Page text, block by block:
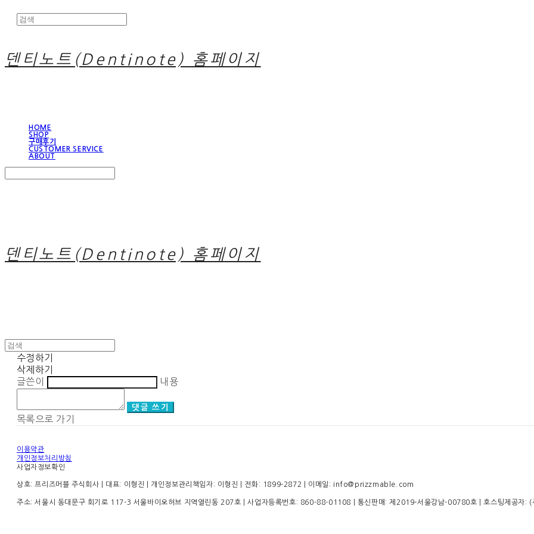
덴티노트(Dentinote) 홈페이지
HOME
SHOP
구매후기
CUSTOMER SERVICE
ABOUT
덴티노트(Dentinote) 홈페이지
수정하기
삭제하기
글쓴이
내용
댓글 쓰기
목록으로 가기
이용약관
개인정보처리방침
사업자정보확인
상호: 프리즈머블 주식회사 | 대표: 이형진 | 개인정보관리책임자: 이형진 | 전화: 1899-2872 | 이메일: info@prizzmable.com
주소: 서울시 동대문구 회기로 117-3 서울바이오허브 지역열린동 207호 | 사업자등록번호: 860-88-01108 | 통신판매:제2019-서울강남-00780호 | 호스팅제공자: (